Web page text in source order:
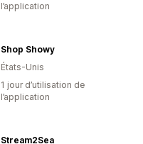
l’application
Shop Showy
États-Unis
1 jour d’utilisation de
l’application
Stream2Sea